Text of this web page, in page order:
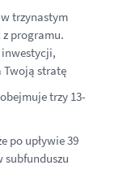
trzynastym
z programu.
Twoją stratę
trzy 13-
po upływie 39
subfunduszu